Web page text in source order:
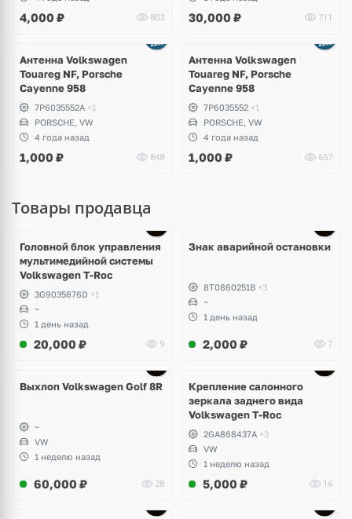
4,000 ₽ 803 30,000 ₽ 711
Антенна Volkswagen
Touareg NF, Porsche
Cayenne 958
7P6035552A +1
PORSCHE, VW
4 года назад
1,000 ₽ 848
Антенна Volkswagen
Touareg NF, Porsche
Cayenne 958
7P6035552 +1
PORSCHE, VW
4 года назад
1,000 ₽ 657
Товары продавца
Головной блок управления
мультимедийной системы
Volkswagen T-Roc
3G9035876D +1
~
1 день назад
20,000 ₽ 9
Знак аварийной остановки
8T0860251B +3
~
1 день назад
2,000 ₽ 7
Выхлоп Volkswagen Golf 8R
~
VW
1 неделю назад
60,000 ₽ 28
Крепление салонного
зеркала заднего вида
Volkswagen T-Roc
2GA868437A +3
VW
1 неделю назад
5,000 ₽ 16